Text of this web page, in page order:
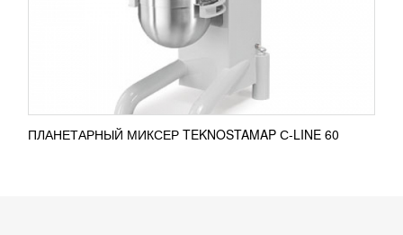
ПЛАНЕТАРНЫЙ МИКСЕР TEKNOSTAMAP С-LINE 60